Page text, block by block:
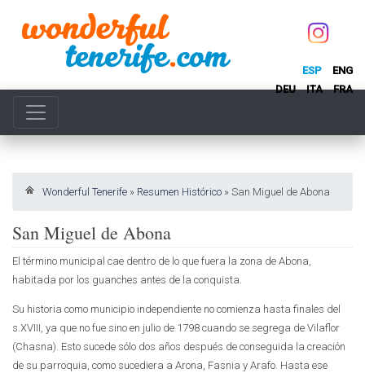
ESP
ENG
DEU
ITA FRA
Wonderful Tenerife » Resumen Histórico » San Miguel de Abona
San Miguel de Abona
El término municipal cae dentro de lo que fuera la zona de Abona,
habitada por los guanches antes de la conquista.
Su historia como municipio independiente no comienza hasta finales del
s.XVIII, ya que no fue sino en julio de 1798 cuando se segrega de Vilaflor
(Chasna). Esto sucede sólo dos años después de conseguida la creación
de su parroquia, como sucediera a Arona, Fasnia y Arafo. Hasta ese